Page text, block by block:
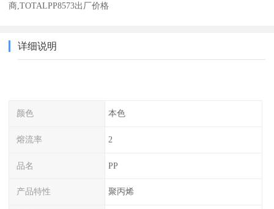
商,TOTALPP8573出厂价格
详细说明
颜色 本色
熔流率 2
品名 PP
产品特性 聚丙烯